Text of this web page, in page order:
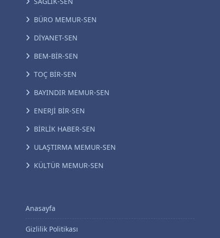
BÜRO MEMUR-SEN
DİYANET-SEN
BEM-BİR-SEN
TOÇ BİR-SEN
BAYINDIR MEMUR-SEN
ENERJİ BİR-SEN
BİRLİK HABER-SEN
ULAŞTIRMA MEMUR-SEN
KÜLTÜR MEMUR-SEN
Anasayfa
Gizlilik Politikası